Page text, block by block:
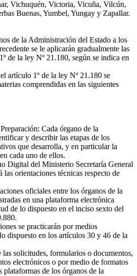
Vichuquén, Victoria, Vicuña, Vilcún,
Buenas, Yumbel, Yungay y Zapallar.
de la Administración del Estado a los
se le aplicarán gradualmente las
de la ley Nº 21.180, según se indica en
artículo 1º de la ley Nº 21.180 se
comprendidas en las siguientes
Cada órgano de la
y describir las etapas de los
que desarrolla, y en particular la
cada uno de ellos.
Digital del Ministerio Secretaría General
las orientaciones técnicas respecto de
oficiales entre los órganos de la
en una plataforma electrónica
de lo dispuesto en el inciso sexto del
se practicarán por medios
dispuesto en los artículos 30 y 46 de la
solicitudes, formularios o documentos,
electrónicos o por medio de formatos
plataformas de los órganos de la